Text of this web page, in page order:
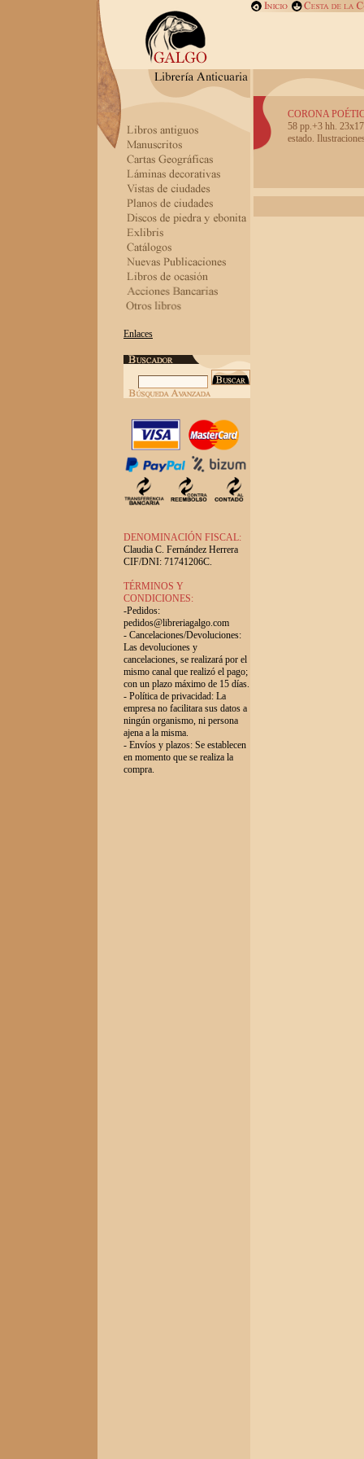
Enlaces
DENOMINACIÓN FISCAL:
Claudia C. Fernández Herrera
CIF/DNI: 71741206C.
TÉRMINOS Y
CONDICIONES:
-Pedidos:
pedidos@libreriagalgo.com
- Cancelaciones/Devoluciones:
Las devoluciones y
cancelaciones, se realizará por el
mismo canal que realizó el pago;
con un plazo máximo de 15 días.
- Política de privacidad: La
empresa no facilitara sus datos a
ningún organismo, ni persona
ajena a la misma.
- Envíos y plazos: Se establecen
en momento que se realiza la
compra.
CORONA
58 pp.+3 hh.
estado.